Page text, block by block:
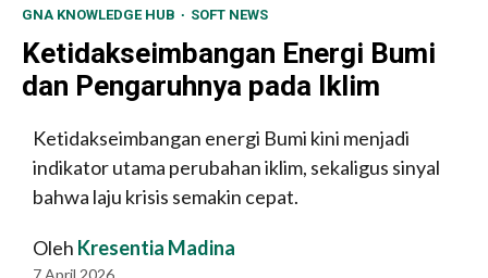
GNA KNOWLEDGE HUB SOFT NEWS
Ketidakseimbangan Energi Bumi
dan Pengaruhnya pada Iklim
Ketidakseimbangan energi Bumi kini menjadi
indikator utama perubahan iklim, sekaligus sinyal
bahwa laju krisis semakin cepat.
Oleh Kresentia Madina